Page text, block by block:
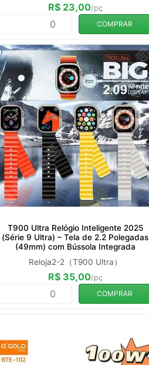
R$ 23,00/pç
COMPRAR
T900 Ultra Relógio Inteligente 2025
(Série 9 Ultra) – Tela de 2.2 Polegadas
(49mm) com Bússola Integrada
Reloja2-2（T900 Ultra）
R$ 35,00/pç
COMPRAR